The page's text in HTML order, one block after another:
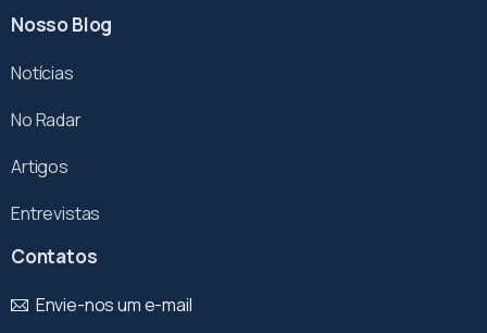
Nosso Blog
Notícias
No Radar
Artigos
Entrevistas
Contatos
Envie-nos um e-mail